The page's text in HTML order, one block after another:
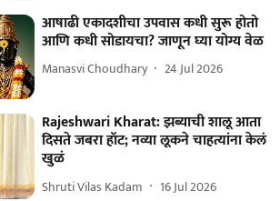
आषाढी एकादशीचा उपवास कधी सुरू होतो
आणि कधी सोडायचा? जाणून घ्या योग्य वेळ
Manasvi Choudhary 24 Jul 2026
Rajeshwari Kharat: झब्याची शालू आता
दिसते जबरा हॉट; नव्या लूकने चाहत्यांना केलं
खुळं
Shruti Vilas Kadam 16 Jul 2026